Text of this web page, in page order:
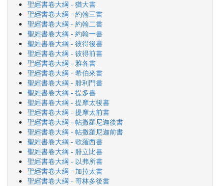
聖經書卷大綱 - 猶大書
聖經書卷大綱 - 約翰三書
聖經書卷大綱 - 約翰二書
聖經書卷大綱 - 約翰一書
聖經書卷大綱 - 彼得後書
聖經書卷大綱 - 彼得前書
聖經書卷大綱 - 雅各書
聖經書卷大綱 - 希伯來書
聖經書卷大綱 - 腓利門書
聖經書卷大綱 - 提多書
聖經書卷大綱 - 提摩太後書
聖經書卷大綱 - 提摩太前書
聖經書卷大綱 - 帖撒羅尼迦後書
聖經書卷大綱 - 帖撒羅尼迦前書
聖經書卷大綱 - 歌羅西書
聖經書卷大綱 - 腓立比書
聖經書卷大綱 - 以弗所書
聖經書卷大綱 - 加拉太書
聖經書卷大綱 - 哥林多後書